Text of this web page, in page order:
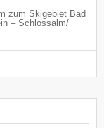
zum Skigebiet Bad
– Schlossalm/​